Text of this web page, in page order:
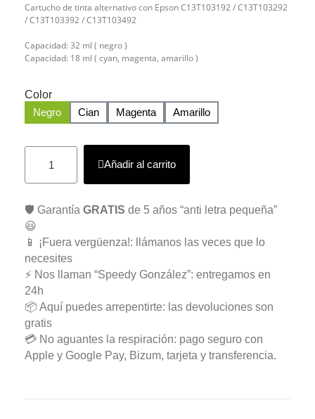
Cartucho de tinta alternativo con Epson C13T103192 / C13T103292
/ C13T103392 / C13T103492
Capacidad: 32 ml ( negro )
Capacidad: 18 ml ( cyan, magenta, amarillo )
Color
Negro
Cian Magenta Amarillo
Añadir al carrito
🛡️ Garantía GRATIS de 5 años “anti letra pequeña”
😃
📱 ¡Fuera vergüenza!: llámanos las veces que lo
necesites
⚡ Nos llaman “Speedy González”: entregamos en
24h
📦 Aquí puedes arrepentirte: las devoluciones son
gratis
💳 No aguantes la respiración: pago seguro con
Apple y Google Pay, Bizum, tarjeta y transferencia.